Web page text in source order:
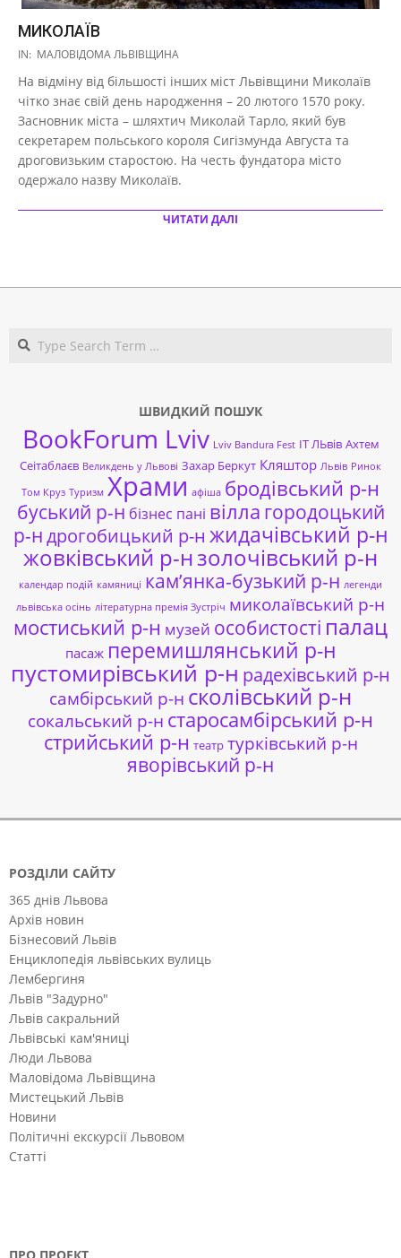
МИКОЛАЇВ
2017-
27
IN: МАЛОВІДОМА ЛЬВІВЩИНА
На відміну від більшості інших міст Львівщини Миколаїв
чітко знає свій день народження – 20 лютого 1570 року.
Засновник міста – шляхтич Миколай Тарло, який був
секретарем польського короля Сигізмунда Августа та
дроговизьким старостою. На честь фундатора місто
одержало назву Миколаїв.
ЧИТАТИ ДАЛІ
ШВИДКИЙ ПОШУК
BookForum Lviv Lviv Bandura Fest ІТ ЛЬвів Ахтем
Сеітаблаєв Великдень у Львові Захар Беркут Кляштор Львів Ринок
Том Круз Туризм Храми афіша бродівський р-н
буський р-н бізнес пані вілла городоцький
р-ндрогобицький р-н жидачівський р-н
жовківський р-нзолочівський р-н
календар подій камяниці кам’янка-бузький р-н легенди
львівська осінь літературна премія Зустріч миколаївський р-н
мостиський р-н музей особистості палац
пасаж перемишлянський р-н
пустомирівський р-н радехівський р-н
самбірський р-н сколівський р-н
сокальський р-н старосамбірський р-н
стрийський р-н театр турківський р-н
яворівський р-н
РОЗДІЛИ САЙТУ
365 днів Львова
Архів новин
Бізнесовий Львів
Енциклопедія львівських вулиць
Лембергиня
Львів "Задурно"
Львів сакральний
Львівські кам'яниці
Люди Львова
Маловідома Львівщина
Мистецький Львів
Новини
Політичні екскурсії Львовом
Статті